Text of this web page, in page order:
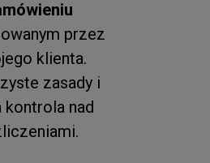
przez
klienta.
zasady i
kontrola nad